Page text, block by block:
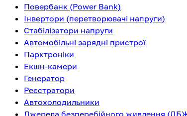
Повербанк (Power Bank)
Інвертори (перетворювачі напруги)
Стабілізатори напруги
Автомобільні зарядні пристрої
Парктроніки
Екшн-камери
Генератор
Реєстратори
Автохолодильники
Джерела безперебійного живлення